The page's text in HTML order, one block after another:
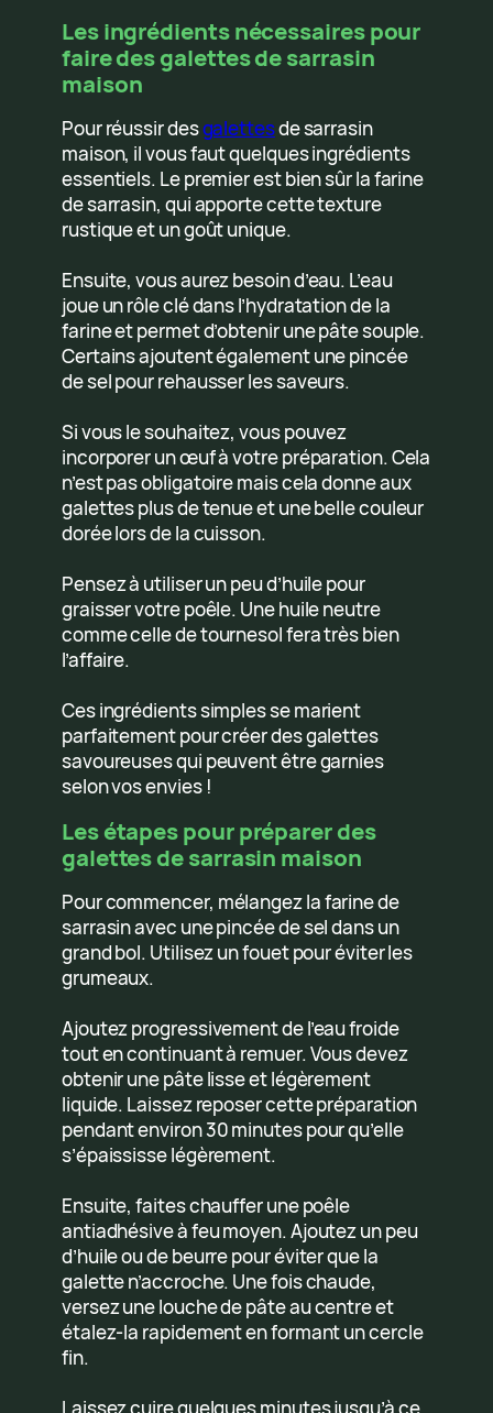
Les ingrédients nécessaires pour
faire des galettes de sarrasin
maison
Pour réussir desgalettesde sarrasin
maison, il vous faut quelques ingrédients
essentiels. Le premier est bien sûr la farine
de sarrasin, qui apporte cette texture
rustique et un goût unique.
Ensuite, vous aurez besoin d’eau. L’eau
joue un rôle clé dans l’hydratation de la
farine et permet d’obtenir une pâte souple.
Certains ajoutent également une pincée
de sel pour rehausser les saveurs.
Si vous le souhaitez, vous pouvez
incorporer un œuf à votre préparation. Cela
n’est pas obligatoire mais cela donne aux
galettes plus de tenue et une belle couleur
dorée lors de la cuisson.
Pensez à utiliser un peu d’huile pour
graisser votre poêle. Une huile neutre
comme celle de tournesol fera très bien
l’affaire.
Ces ingrédients simples se marient
parfaitement pour créer des galettes
savoureuses qui peuvent être garnies
selon vos envies !
Les étapes pour préparer des
galettes de sarrasin maison
Pour commencer, mélangez la farine de
sarrasin avec une pincée de sel dans un
grand bol. Utilisez un fouet pour éviter les
grumeaux.
Ajoutez progressivement de l’eau froide
tout en continuant à remuer. Vous devez
obtenir une pâte lisse et légèrement
liquide. Laissez reposer cette préparation
pendant environ 30 minutes pour qu’elle
s’épaississe légèrement.
Ensuite, faites chauffer une poêle
antiadhésive à feu moyen. Ajoutez un peu
d’huile ou de beurre pour éviter que la
galette n’accroche. Une fois chaude,
versez une louche de pâte au centre et
étalez-la rapidement en formant un cercle
fin.